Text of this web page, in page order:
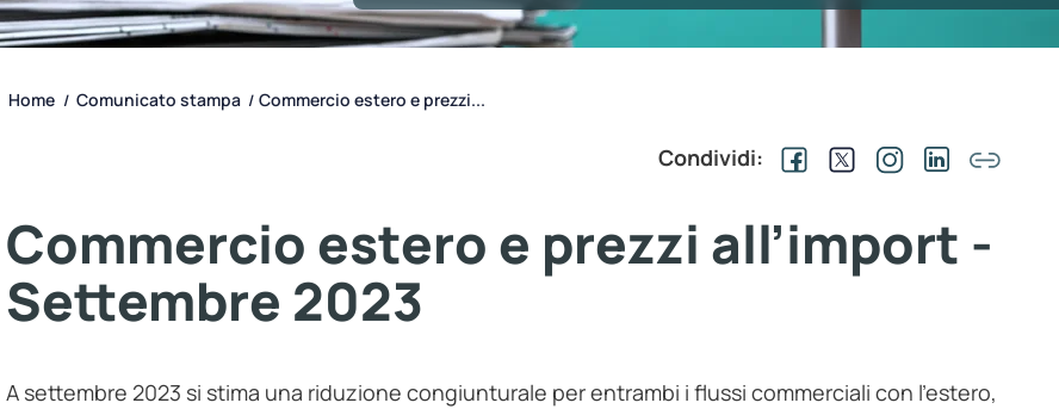
Home / Comunicato stampa / Commercio estero e prezzi...
Condividi:
Commercio estero e prezzi all’import -
Settembre 2023
A settembre 2023 si stima una riduzione congiunturale per entrambi i flussi commerciali con l’estero,